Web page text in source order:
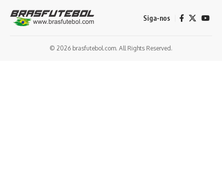
Siga-nos
© 2026 brasfutebol.com. All Rights Reserved.